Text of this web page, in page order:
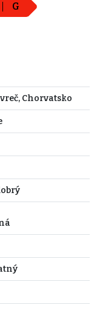
G
Chorvatsko